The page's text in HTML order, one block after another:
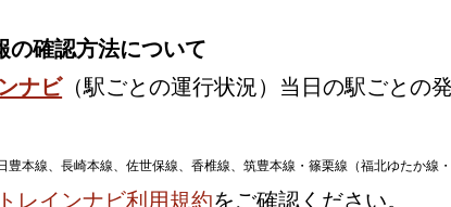
の確認方法について
ナビ（駅ごとの運行状況）当日の駅ごとの
本線、長崎本線、佐世保線、香椎線、筑豊本線・篠栗線（福北ゆたか線
レインナビ利用規約をご確認ください。